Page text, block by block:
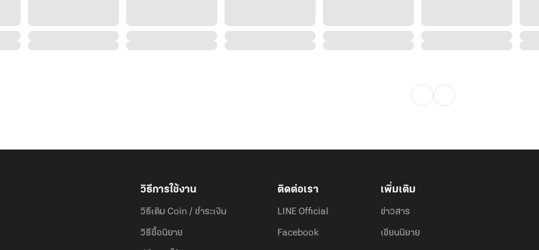
วิธีการใช้งาน
วิธีเติม Coin / ชำระเงิน
วิธีซื้อนิยาย
ติดต่อเรา
LINE Official
Facebook
เพิ่มเติม
ข่าวสาร
เขียนนิยาย